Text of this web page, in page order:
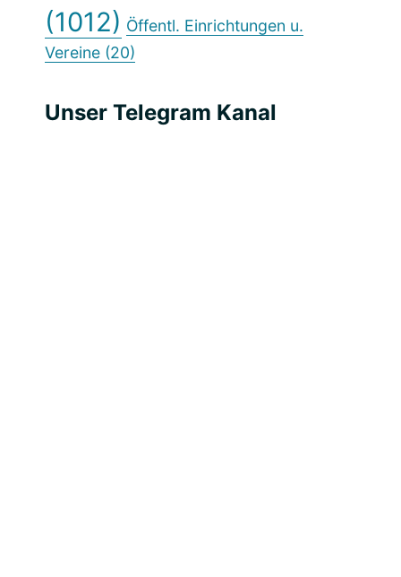
(1012) Öffentl. Einrichtungen u.
Vereine (20)
Unser Telegram Kanal